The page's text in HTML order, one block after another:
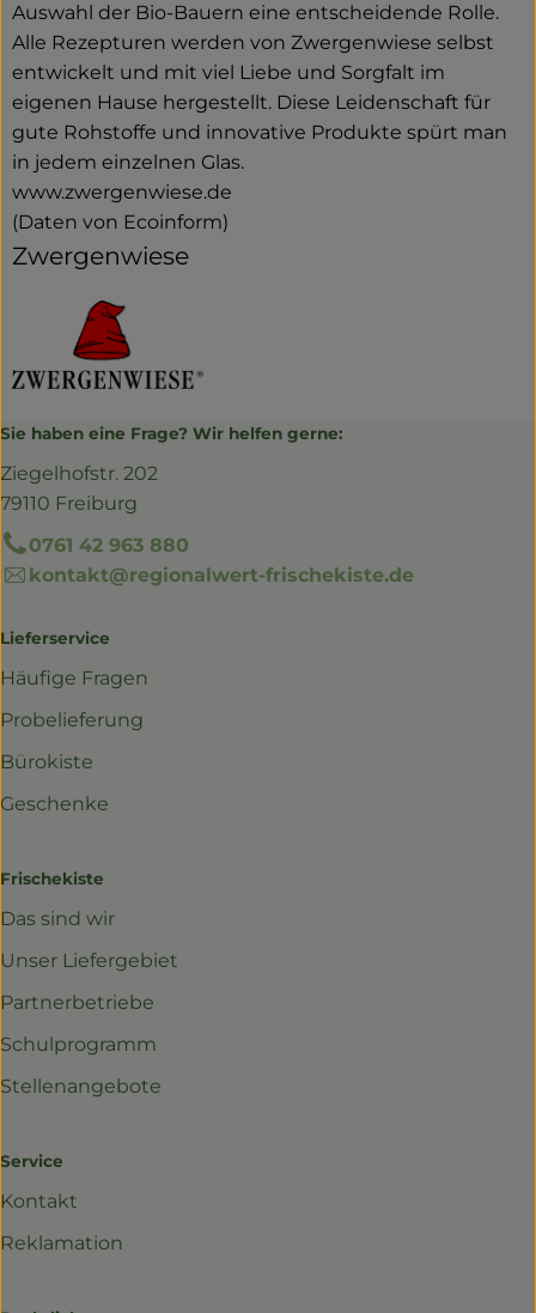
Auswahl der Bio-Bauern eine entscheidende Rolle.
Alle Rezepturen werden von Zwergenwiese selbst
entwickelt und mit viel Liebe und Sorgfalt im
eigenen Hause hergestellt. Diese Leidenschaft für
gute Rohstoffe und innovative Produkte spürt man
in jedem einzelnen Glas.
www.zwergenwiese.de
(Daten von Ecoinform)
Zwergenwiese
Sie haben eine Frage? Wir helfen gerne:
Ziegelhofstr. 202
79110 Freiburg
0761 42 963 880
kontakt@regionalwert-frischekiste.de
Lieferservice
Häufige Fragen
Probelieferung
Bürokiste
Geschenke
Frischekiste
Das sind wir
Unser Liefergebiet
Partnerbetriebe
Schulprogramm
Stellenangebote
Service
Kontakt
Reklamation